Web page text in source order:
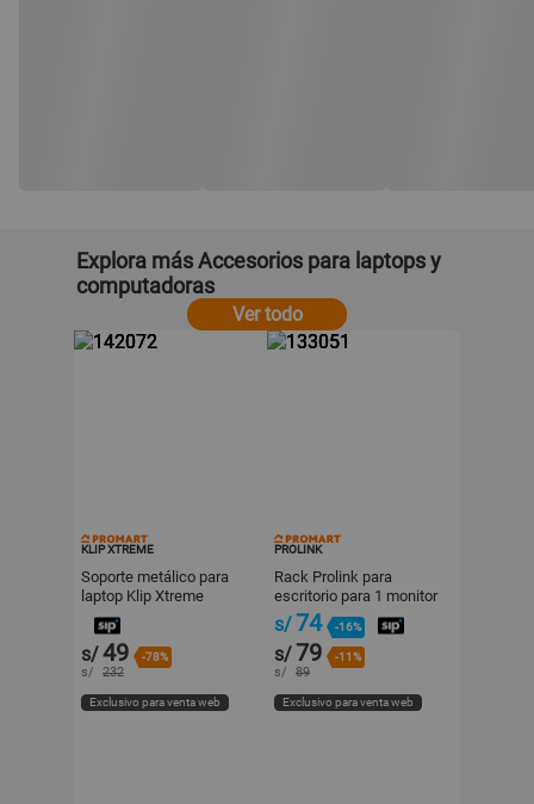
Explora más Accesorios para laptops y
computadoras
Ver todo
KLIP XTREME
Soporte metálico para
laptop Klip Xtreme
s/49 -78%
s/ 232
Exclusivo para venta web
PROLINK
Rack Prolink para
escritorio para 1 monitor
17-32"
s/74 -16%
s/79 -11%
s/ 89
Exclusivo para venta web